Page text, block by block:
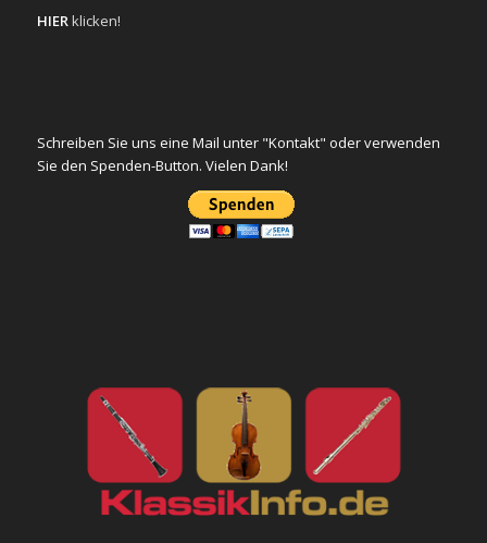
HIERklicken!
Schreiben Sie uns eine Mail unter "Kontakt" oder verwenden
Sie den Spenden-Button. Vielen Dank!